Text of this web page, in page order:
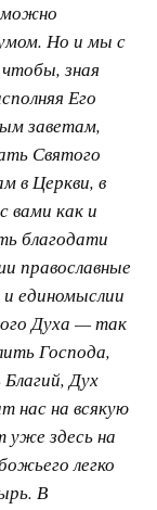
Но и мы с
зная
Его
заветам,
Святого
в Церкви, в
вами как и
благодати
православные
единомыслии
Духа — так
Господа,
Дух
нас на всякую
уже здесь на
легко
В